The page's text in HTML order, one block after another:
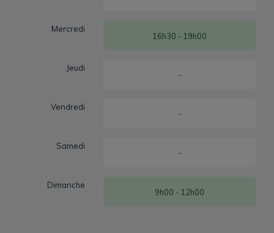
Mercredi
16h30 - 19h00
Jeudi
-
Vendredi
-
Samedi
-
Dimanche
9h00 - 12h00